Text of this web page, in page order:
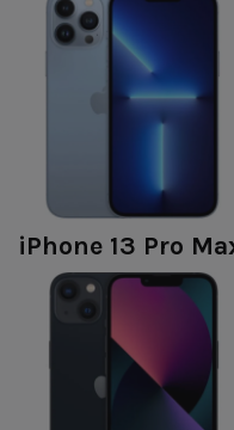
iPhone 13 Pro